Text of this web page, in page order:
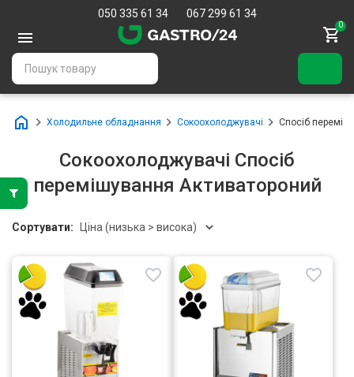
050 335 61 34 067 299 61 34
0
Холодильне обладнання Сокоохолоджувачі Спосіб
Сокоохолоджувачі Спосіб
перемішування Активатороний
Сортувати: